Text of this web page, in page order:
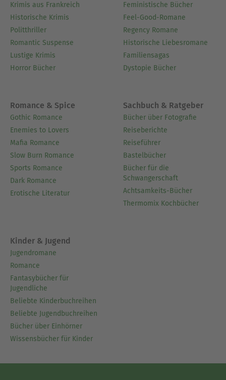
Krimis aus Frankreich
Historische Krimis
Politthriller
Romantic Suspense
Lustige Krimis
Horror Bücher
Feministische Bücher
Feel-Good-Romane
Regency Romane
Historische Liebesromane
Familiensagas
Dystopie Bücher
Romance & Spice
Gothic Romance
Enemies to Lovers
Mafia Romance
Slow Burn Romance
Sports Romance
Dark Romance
Erotische Literatur
Sachbuch & Ratgeber
Bücher über Fotografie
Reiseberichte
Reiseführer
Bastelbücher
Bücher für die
Schwangerschaft
Achtsamkeits-Bücher
Thermomix Kochbücher
Kinder & Jugend
Jugendromane
Romance
Fantasybücher für
Jugendliche
Beliebte Kinderbuchreihen
Beliebte Jugendbuchreihen
Bücher über Einhörner
Wissensbücher für Kinder